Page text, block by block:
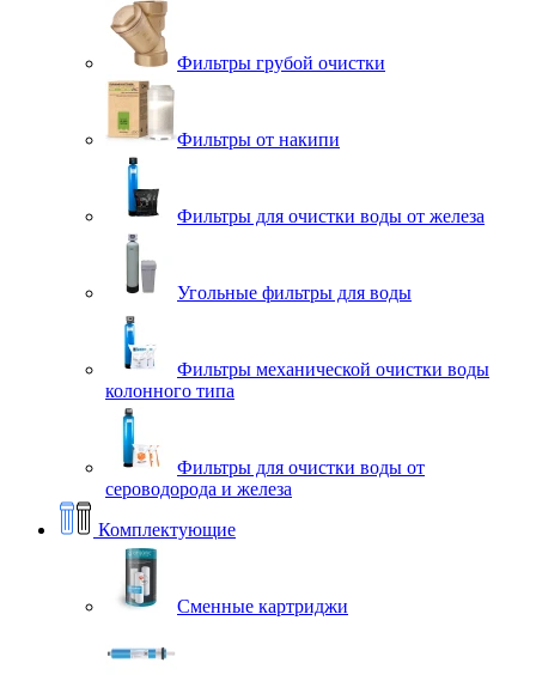
Фильтры грубой очистки
Фильтры от накипи
Фильтры для очистки воды от железа
Угольные фильтры для воды
Фильтры механической очистки воды
колонного типа
Фильтры для очистки воды от
сероводорода и железа
Комплектующие
Сменные картриджи